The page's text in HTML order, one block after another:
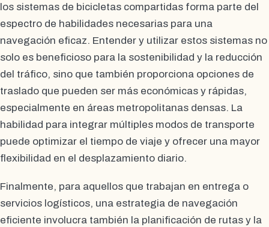
los sistemas de bicicletas compartidas forma parte del
espectro de habilidades necesarias para una
navegación eficaz. Entender y utilizar estos sistemas no
solo es beneficioso para la sostenibilidad y la reducción
del tráfico, sino que también proporciona opciones de
traslado que pueden ser más económicas y rápidas,
especialmente en áreas metropolitanas densas. La
habilidad para integrar múltiples modos de transporte
puede optimizar el tiempo de viaje y ofrecer una mayor
flexibilidad en el desplazamiento diario.
Finalmente, para aquellos que trabajan en entrega o
servicios logísticos, una estrategia de navegación
eficiente involucra también la planificación de rutas y la